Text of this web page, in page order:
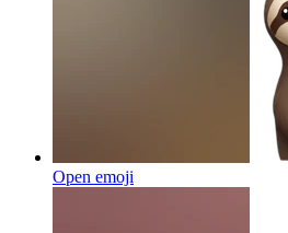
Open emoji